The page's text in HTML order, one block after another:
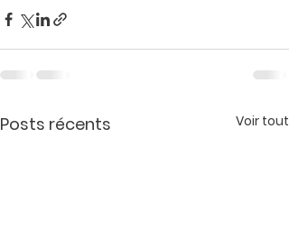
Posts récents Voir tout